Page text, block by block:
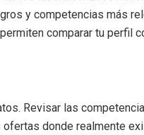
y competencias más
comparar tu perfil
Revisar las
donde realmente